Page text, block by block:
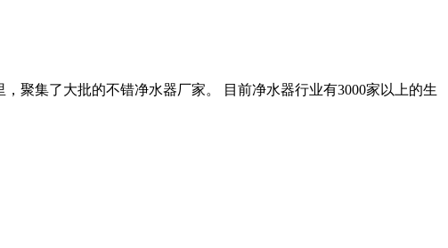
聚集了大批的不错净水器厂家。 目前净水器行业有3000家以上的生